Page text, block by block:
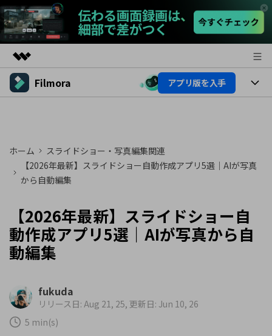
製品
ソリューション
プラン＆価格
Filmora アプリ版を入手
製品機能
AI機能
AI機能
活用法
ビデオソリューション
動画編集関連知識
動画編集のコツ
サポート
カスタマーサポート
ブランド紹介
検索
ホーム
スライドショー・写真編集関連
【2026年最新】スライドショー自動作成アプリ5選｜AIが写真
から自動編集
【2026年最新】スライドショー自
動作成アプリ5選｜AIが写真から自
動編集
fukuda
リリース日: Aug 21, 25, 更新日: Jun 10, 26
5 min(s)